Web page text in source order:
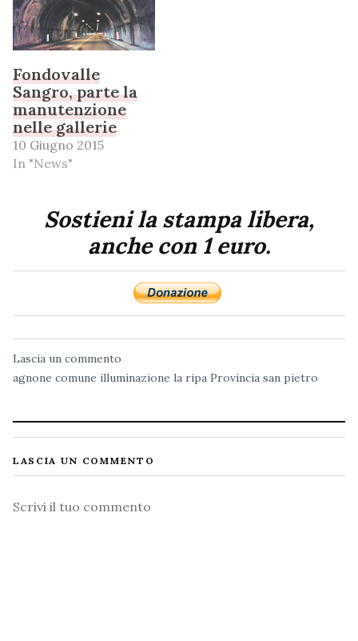
Fondovalle
Sangro, parte la
manutenzione
nelle gallerie
10 Giugno 2015
In "News"
Sostieni la stampa libera,
anche con 1 euro.
Lascia un commento
agnone comune illuminazione la ripa Provincia san pietro
LASCIA UN COMMENTO
Commento